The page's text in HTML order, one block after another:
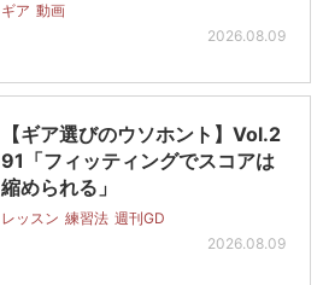
ギア 動画
2026.08.09
【ギア選びのウソホント】Vol.2
91「フィッティングでスコアは
縮められる」
レッスン 練習法 週刊GD
2026.08.09